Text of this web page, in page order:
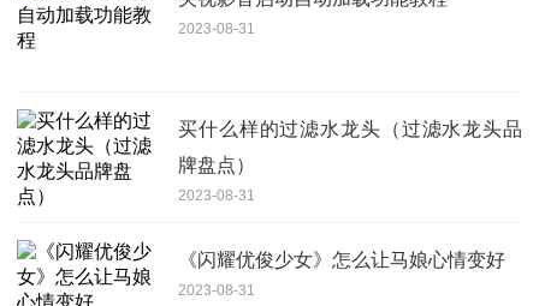
2023-08-31
买什么样的过滤水龙头（过滤水龙头品
牌盘点）
2023-08-31
《闪耀优俊少女》怎么让马娘心情变好
2023-08-31